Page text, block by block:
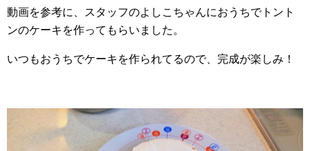
動画を参考に、スタッフのよしこちゃんにおうちでトント
ンのケーキを作ってもらいました。
いつもおうちでケーキを作られてるので、完成が楽しみ！